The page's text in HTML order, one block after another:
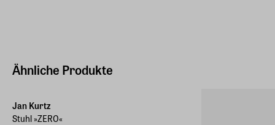
Ähnliche Produkte
ZEIT-Sonderedition
Jan Kurtz
Stuhl »ZERO«